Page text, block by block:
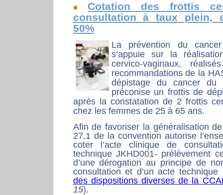
Cotation des frottis
consultation à taux plein,
50%
La prévention du
s’appuie sur la
cervico-vaginaux,
recommandations de la
dépistage du cancer du
préconise un frottis de
après la constatation de 2 frottis
chez les femmes de 25 à 65 ans.
Afin de favoriser la généralisation
27.1 de la convention autorise
coter l’acte clinique de
technique JKHD001- prélèvement
d’une dérogation au principe de
consultation et d’un acte technique
des dispositions diverses de la
15).